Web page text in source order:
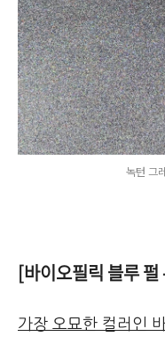
녹턴 그
[바이오필릭 블루
가장 오묘한 컬러인